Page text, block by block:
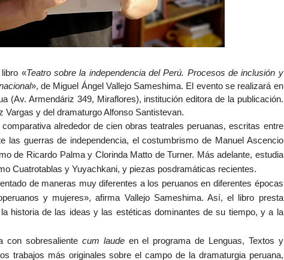
«Teatro sobre la independencia del Perú. Procesos de inclusión y
», de Miguel Ángel Vallejo Sameshima. El evento se realizará en
(Av. Armendáriz 349, Miraflores), institución editora de la publicación.
y del dramaturgo Alfonso Santistevan.
alrededor de cien obras teatrales peruanas, escritas entre
las guerras de independencia, el costumbrismo de Manuel Ascencio
de Ricardo Palma y Clorinda Matto de Turner. Más adelante, estudia
Cuatrotablas y Yuyachkani, y piezas posdramáticas recientes.
de maneras muy diferentes a los peruanos en diferentes épocas
y mujeres», afirma Vallejo Sameshima. Así, el libro presta
historia de las ideas y las estéticas dominantes de su tiempo, y a la
con sobresaliente cum laudeen el programa de Lenguas, Textos y
trabajos más originales sobre el campo de la dramaturgia peruana,